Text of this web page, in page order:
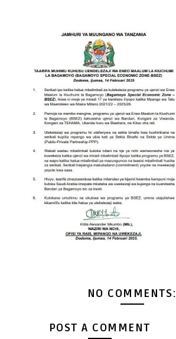
NO COMMENTS:
POST A COMMENT